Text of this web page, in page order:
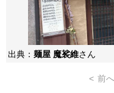
出典： 麺屋 魔裟維さん
< 前へ